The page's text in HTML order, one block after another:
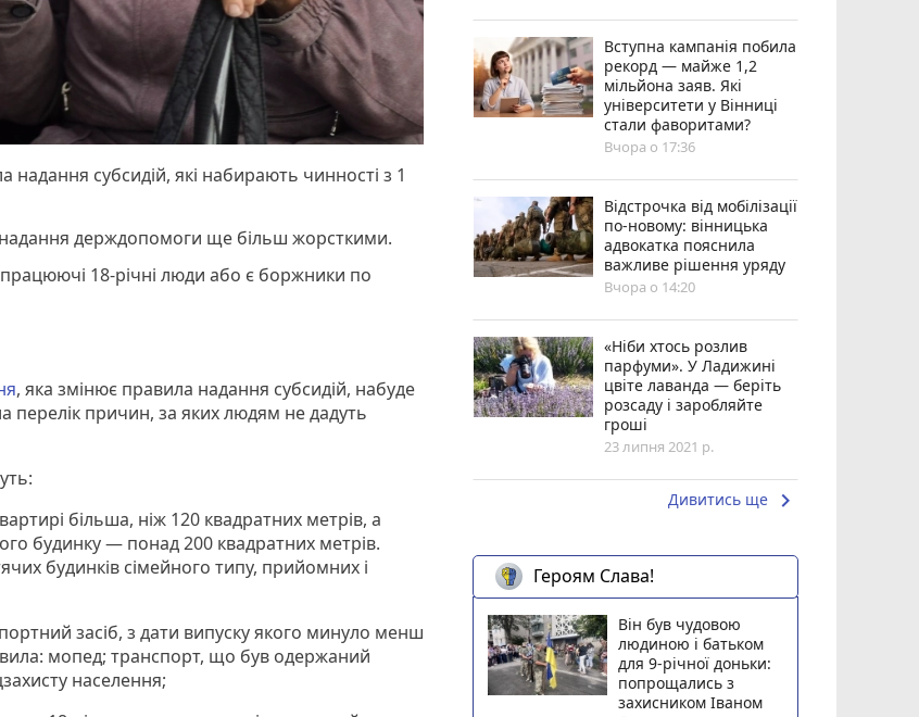
надання субсидій, які набирають чинності з 1
держдопомоги ще більш жорсткими.
18-річні люди або є боржники по
, яка змінює правила надання субсидій, набуде
перелік причин, за яких людям не дадуть
більша, ніж 120 квадратних метрів, а
будинку — понад 200 квадратних метрів.
будинків сімейного типу, прийомних і
засіб, з дати випуску якого минуло менш
мопед; транспорт, що був одержаний
населення;
Вступна кампанія побила
рекорд — майже 1,2
мільйона заяв. Які
університети у Вінниці
стали фаворитами?
Вчора о 17:36
Відстрочка від мобілізації
по-новому: вінницька
адвокатка пояснила
важливе рішення уряду
Вчора о 14:20
«Ніби хтось розлив
парфуми». У Ладижині
цвіте лаванда — беріть
розсаду і заробляйте
гроші
23 липня 2021 р.
Дивитись ще keyboard_arrow_right
Героям Слава!
Він був чудовою
людиною і батьком
для 9-річної доньки:
попрощались з
захисником Іваном